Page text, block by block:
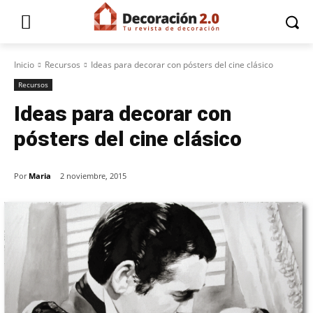
Inicio Recursos Ideas para decorar con pósters del cine clásico
Recursos
Ideas para decorar con
pósters del cine clásico
Por Maria 2 noviembre, 2015